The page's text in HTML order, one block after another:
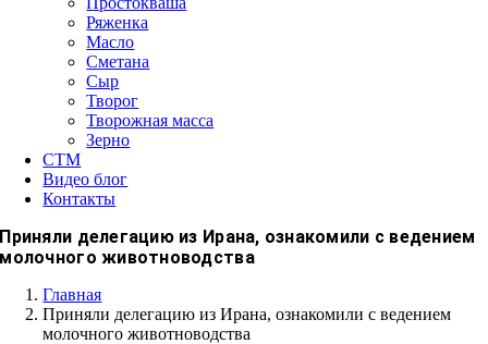
Ряженка
Масло
Сметана
Сыр
Творог
Творожная масса
Зерно
СТМ
Видео блог
Контакты
Приняли делегацию из Ирана, ознакомили с ведением
молочного животноводства
Главная
Приняли делегацию из Ирана, ознакомили с ведением
молочного животноводства